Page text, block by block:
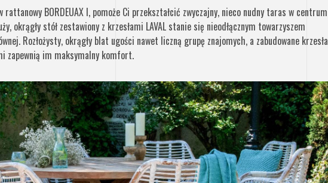
rattanowy BORDEUAX I, pomoże Ci przekształcić zwyczajny, nieco nudny taras w centrum
okrągły stół zestawiony z krzesłami LAVAL stanie się nieodłącznym towarzyszem
Rozłożysty, okrągły blat ugości nawet liczną grupę znajomych, a zabudowane krzesła
zapewnią im maksymalny komfort.